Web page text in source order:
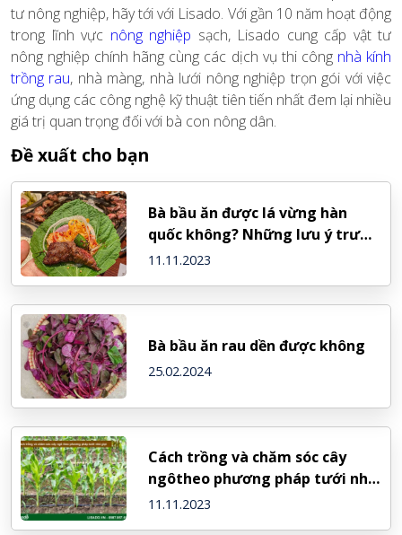
tư nông nghiệp, hãy tới với Lisado. Với gần 10 năm hoạt động
trong lĩnh vực nông nghiệp sạch, Lisado cung cấp vật tư
nông nghiệp chính hãng cùng các dịch vụ thi công nhà kính
trồng rau, nhà màng, nhà lưới nông nghiệp trọn gói với việc
ứng dụng các công nghệ kỹ thuật tiên tiến nhất đem lại nhiều
giá trị quan trọng đối với bà con nông dân.
Đề xuất cho bạn
Bà bầu ăn được lá vừng hàn
quốc không? Những lưu ý trước
khi ăn
11.11.2023
Bà bầu ăn rau dền được không
25.02.2024
Cách trồng và chăm sóc cây
ngôtheo phương pháp tưới nhỏ
giọt
11.11.2023